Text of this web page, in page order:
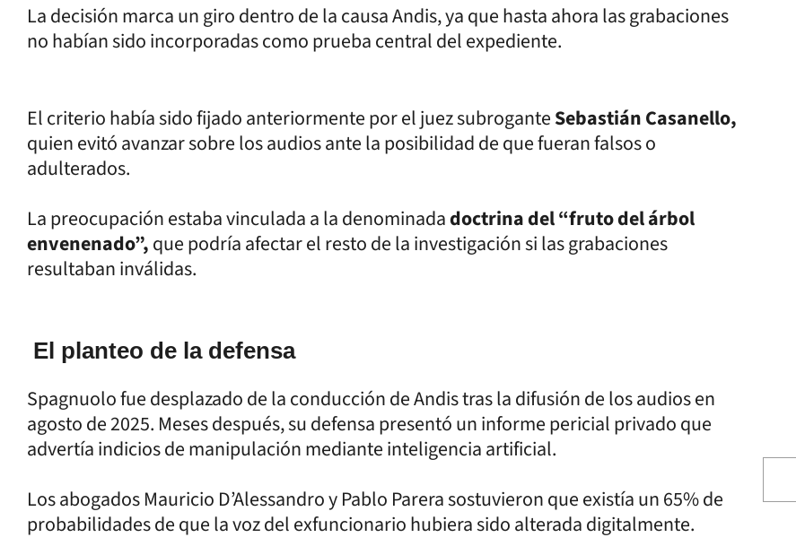
La decisión marca un giro dentro de la causa Andis, ya que hasta ahora las grabaciones
no habían sido incorporadas como prueba central del expediente.
El criterio había sido fijado anteriormente por el juez subroganteSebastián Casanello,
quien evitó avanzar sobre los audios ante la posibilidad de que fueran falsos o
adulterados.
La preocupación estaba vinculada a la denominadadoctrina del “fruto del árbol
envenenado”,que podría afectar el resto de la investigación si las grabaciones
resultaban inválidas.
El planteo de la defensa
Spagnuolo fue desplazado de la conducción de Andis tras la difusión de los audios en
agosto de 2025. Meses después, su defensa presentó un informe pericial privado que
advertía indicios de manipulación mediante inteligencia artificial.
Los abogados Mauricio D’Alessandro y Pablo Parera sostuvieron que existía un 65% de
probabilidades de que la voz del exfuncionario hubiera sido alterada digitalmente.